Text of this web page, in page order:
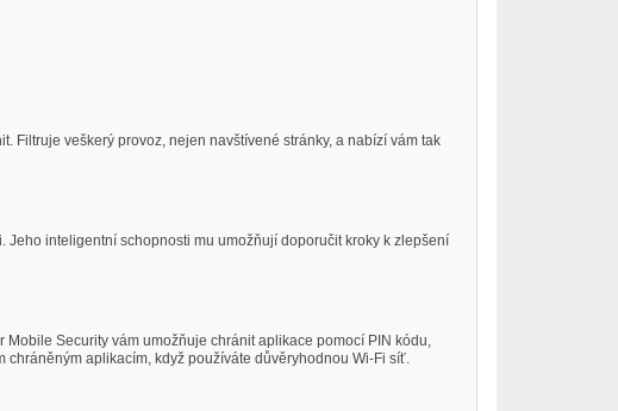
Filtruje veškerý provoz, nejen navštívené stránky, a nabízí vám tak
inteligentní schopnosti mu umožňují doporučit kroky k zlepšení
Security vám umožňuje chránit aplikace pomocí PIN kódu,
chráněným aplikacím, když používáte důvěryhodnou Wi-Fi síť.